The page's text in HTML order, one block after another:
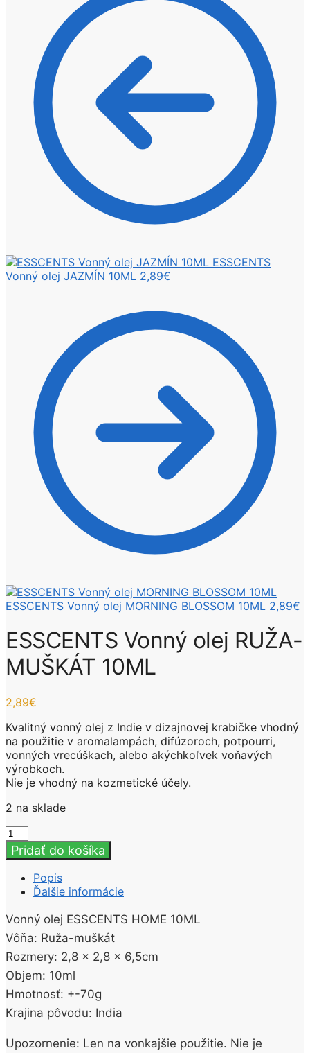
ESSCENTS
Vonný olej JAZMÍN 10ML 2,89€
ESSCENTS Vonný olej MORNING BLOSSOM 10ML 2,89€
ESSCENTS Vonný olej RUŽA-
MUŠKÁT 10ML
2,89€
Kvalitný vonný olej z Indie v dizajnovej krabičke vhodný
na použitie v aromalampách, difúzoroch, potpourri,
vonných vrecúškach, alebo akýchkoľvek voňavých
výrobkoch.
Nie je vhodný na kozmetické účely.
2 na sklade
množstvo
ESSCENTS
Vonný
RUŽA-
MUŠKÁT
10ML
Pridať do košíka
Popis
Ďalšie informácie
Vonný olej ESSCENTS HOME 10ML
Vôňa: Ruža-muškát
Rozmery: 2,8 x 2,8 x 6,5cm
Objem: 10ml
Hmotnosť: +-70g
Krajina pôvodu: India
Upozornenie: Len na vonkajšie použitie. Nie je